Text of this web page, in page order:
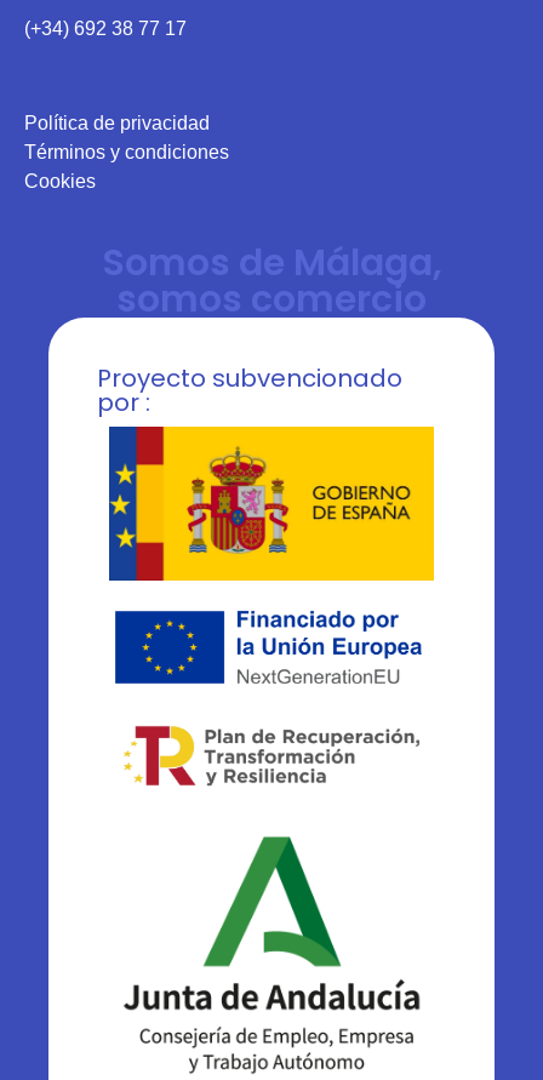
(+34) 692 38 77 17
Política de privacidad
Términos y condiciones
Cookies
Somos de Málaga,
somos comercio
Proyecto subvencionado
por :